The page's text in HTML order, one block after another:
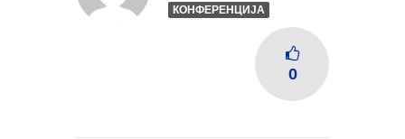
КОНФЕРЕНЦИЈА
0